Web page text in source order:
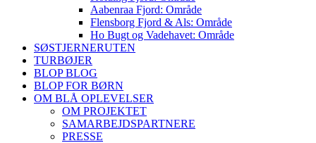
Aabenraa Fjord: Område
Flensborg Fjord & Als: Område
Ho Bugt og Vadehavet: Område
SØSTJERNERUTEN
TURBØJER
BLOP BLOG
BLOP FOR BØRN
OM BLÅ OPLEVELSER
OM PROJEKTET
SAMARBEJDSPARTNERE
PRESSE